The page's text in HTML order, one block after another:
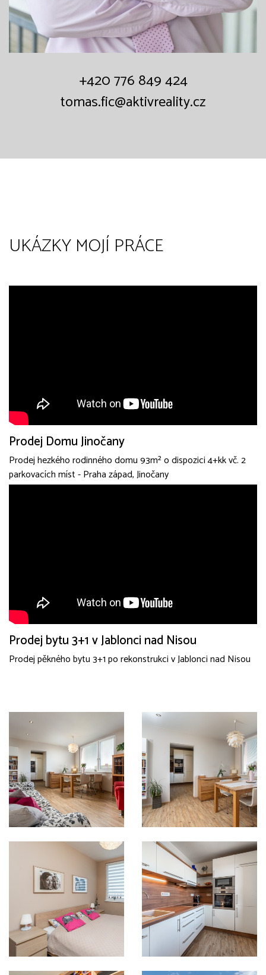
+420 776 849 424
tomas.fic@aktivreality.cz
UKÁZKY MOJÍ PRÁCE
Prodej Domu Jinočany
Prodej hezkého rodinného domu 93m² o dispozici 4+kk vč. 2
parkovacích míst - Praha západ, Jinočany
Prodej bytu 3+1 v Jablonci nad Nisou
Prodej pěkného bytu 3+1 po rekonstrukci v Jablonci nad Nisou